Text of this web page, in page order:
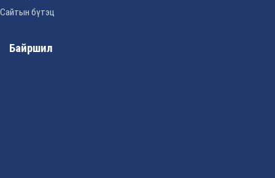
Сайтын бүтэц
Байршил